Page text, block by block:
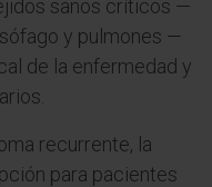
sanos críticos —
y pulmones —
de la enfermedad y
recurrente, la
para pacientes